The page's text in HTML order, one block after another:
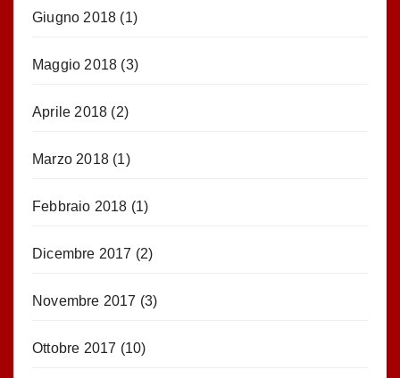
Giugno 2018 (1)
Maggio 2018 (3)
Aprile 2018 (2)
Marzo 2018 (1)
Febbraio 2018 (1)
Dicembre 2017 (2)
Novembre 2017 (3)
Ottobre 2017 (10)